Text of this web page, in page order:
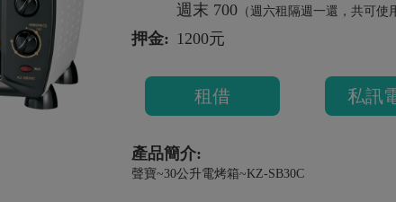
週末 700（週六租隔週一還，共可使
押金: 1200元
租借 私訊
產品簡介:
聲寶~30公升電烤箱~KZ-SB30C